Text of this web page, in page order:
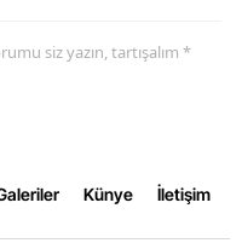
siz yazın, tartışalım *
Künye İletişim